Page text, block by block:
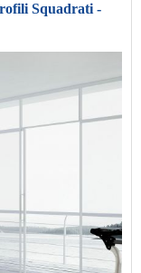
Squadrati -